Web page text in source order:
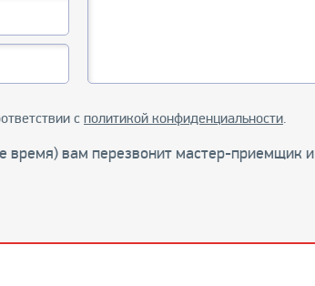
сполитикой конфиденциальности.
время) вам перезвонит мастер-приемщик и